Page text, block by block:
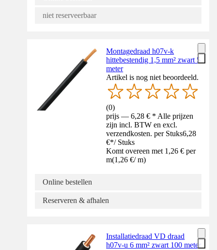
niet reserveerbaar
Montagedraad h07v-k
hittebestendig 1,5 mm² zwart 5
meter
Artikel is nog niet beoordeeld.
(0)
prijs — 6,28 € * Alle prijzen
zijn incl. BTW en excl.
verzendkosten. per Stuks6,28
€*/ Stuks
Komt overeen met 1,26 € per
m(1,26 €/ m)
Online bestellen
Reserveren & afhalen
Installatiedraad VD draad
h07v-u 6 mm² zwart 100 meter